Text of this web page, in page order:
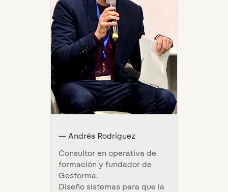
— Andrés Rodríguez
Consultor en operativa de
formación y fundador de
Gesforma.
Diseño sistemas para que la